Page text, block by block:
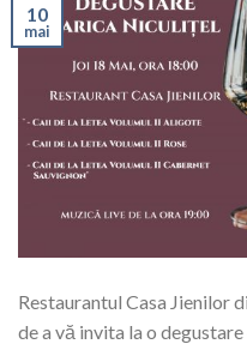
10
mai
Restaurantul Casa Jienilor
de a vă invita la o